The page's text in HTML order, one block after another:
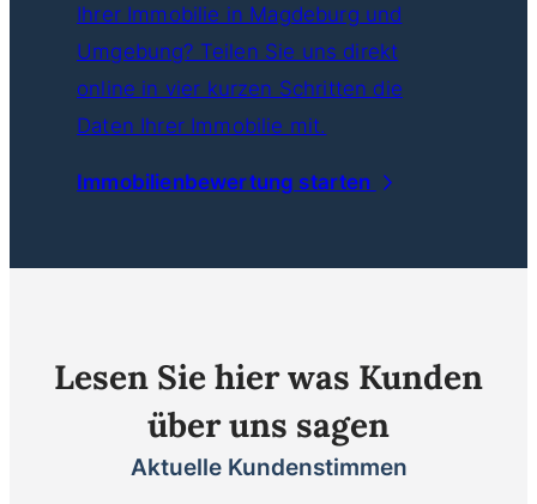
Ihrer Immobilie in Magdeburg und
Umgebung? Teilen Sie uns direkt
online in vier kurzen Schritten die
Daten Ihrer Immobilie mit.
Immobilienbewertung starten
Lesen Sie hier was Kunden
über uns sagen
Aktuelle Kundenstimmen